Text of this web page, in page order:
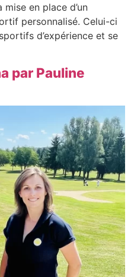
en place d’un
personnalisé. Celui-ci
d’expérience et se
par Pauline